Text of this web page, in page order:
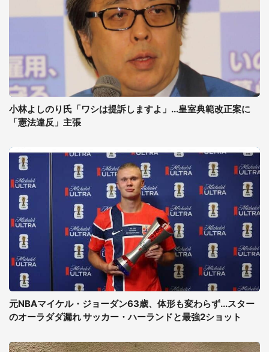
小林よしのり氏「ワシは提訴しますよ」...皇室典範改正案に
「憲法違反」主張
元NBAマイケル・ジョーダン63歳、体形も変わらず...スター
のオーラダダ漏れ サッカー・ハーランドと最強2ショット